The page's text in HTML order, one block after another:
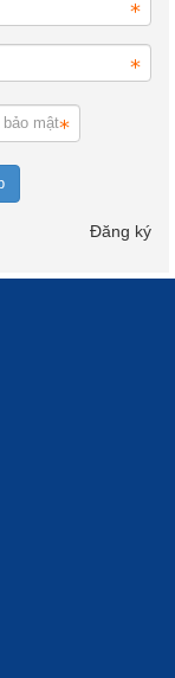
Đăng ký